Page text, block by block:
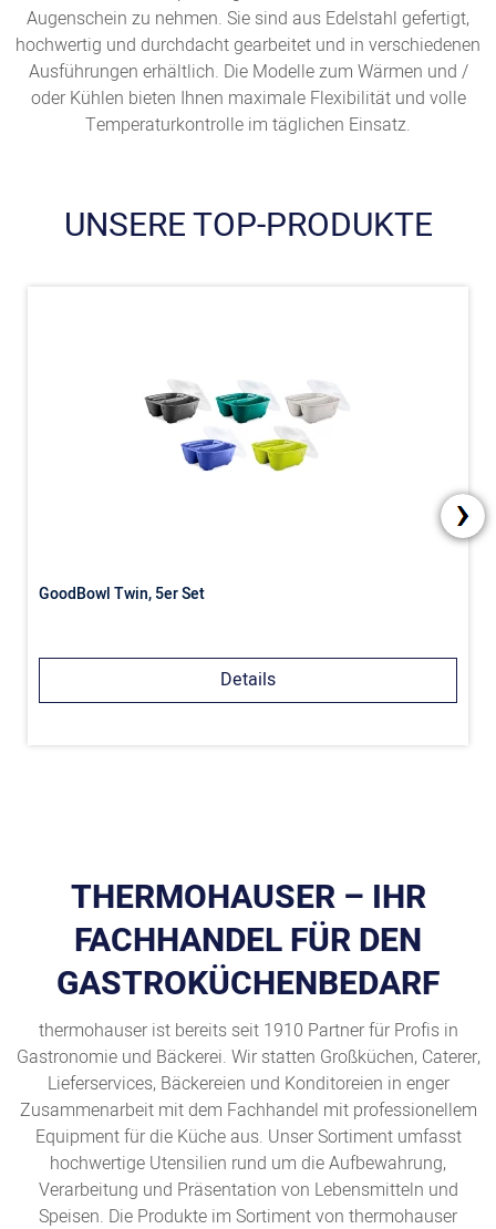
Augenschein zu nehmen. Sie sind aus Edelstahl gefertigt,
hochwertig und durchdacht gearbeitet und in verschiedenen
Ausführungen erhältlich. Die Modelle zum Wärmen und /
oder Kühlen bieten Ihnen maximale Flexibilität und volle
Temperaturkontrolle im täglichen Einsatz.
UNSERE TOP-PRODUKTE
GoodBowl Twin, 5er Set
Details
THERMOHAUSER – IHR
FACHHANDEL FÜR DEN
GASTROKÜCHENBEDARF
thermohauser ist bereits seit 1910 Partner für Profis in
Gastronomie und Bäckerei. Wir statten Großküchen, Caterer,
Lieferservices, Bäckereien und Konditoreien in enger
Zusammenarbeit mit dem Fachhandel mit professionellem
Equipment für die Küche aus. Unser Sortiment umfasst
hochwertige Utensilien rund um die Aufbewahrung,
Verarbeitung und Präsentation von Lebensmitteln und
Speisen. Die Produkte im Sortiment von thermohauser